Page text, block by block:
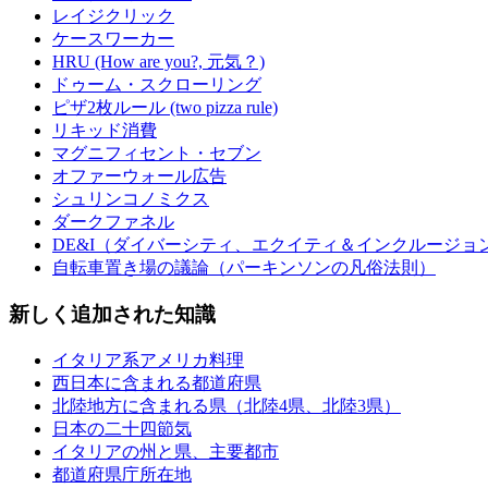
レイジクリック
ケースワーカー
HRU (How are you?, 元気？)
ドゥーム・スクローリング
ピザ2枚ルール (two pizza rule)
リキッド消費
マグニフィセント・セブン
オファーウォール広告
シュリンコノミクス
ダークファネル
DE&I（ダイバーシティ、エクイティ＆インクルージョ
自転車置き場の議論（パーキンソンの凡俗法則）
新しく追加された知識
イタリア系アメリカ料理
西日本に含まれる都道府県
北陸地方に含まれる県（北陸4県、北陸3県）
日本の二十四節気
イタリアの州と県、主要都市
都道府県庁所在地